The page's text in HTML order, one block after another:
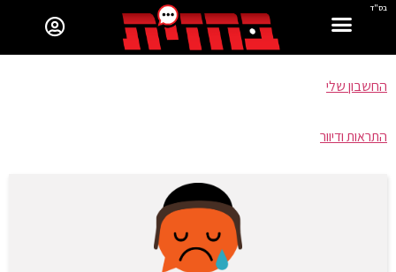
בס"ד
החשבון שלי
התראות ודיוור